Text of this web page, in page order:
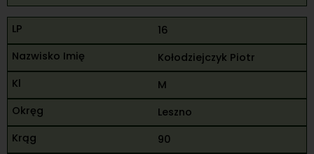
16
Kołodziejczyk Piotr
M
Leszno
90